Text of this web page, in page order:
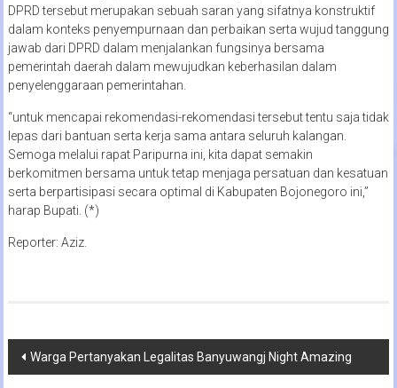
DPRD tersebut merupakan sebuah saran yang sifatnya konstruktif
dalam konteks penyempurnaan dan perbaikan serta wujud tanggung
jawab dari DPRD dalam menjalankan fungsinya bersama
pemerintah daerah dalam mewujudkan keberhasilan dalam
penyelenggaraan pemerintahan.
“untuk mencapai rekomendasi-rekomendasi tersebut tentu saja tidak
lepas dari bantuan serta kerja sama antara seluruh kalangan.
Semoga melalui rapat Paripurna ini, kita dapat semakin
berkomitmen bersama untuk tetap menjaga persatuan dan kesatuan
serta berpartisipasi secara optimal di Kabupaten Bojonegoro ini,”
harap Bupati. (*)
Reporter: Aziz.
Navigasi
Warga Pertanyakan Legalitas Banyuwangj Night Amazing